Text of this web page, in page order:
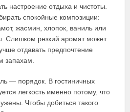
настроение отдыха и чистоты.
спокойные композиции:
жасмин, хлопок, ваниль или
Слишком резкий аромат может
отдавать предпочтение
запахам.
— порядок. В гостиничных
легкость именно потому, что
Чтобы добиться такого